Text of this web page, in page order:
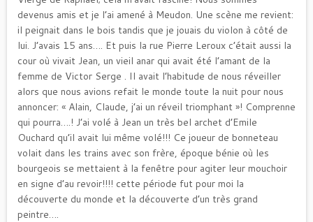
devenus amis et je l’ai amené à Meudon. Une scène me revient:
il peignait dans le bois tandis que je jouais du violon à côté de
lui. J’avais 15 ans…. Et puis la rue Pierre Leroux c’était aussi la
cour où vivait Jean, un vieil anar qui avait été l’amant de la
femme de Victor Serge . Il avait l’habitude de nous réveiller
alors que nous avions refait le monde toute la nuit pour nous
annoncer: « Alain, Claude, j’ai un réveil triomphant »! Comprenne
qui pourra….! J’ai volé à Jean un très bel archet d’Emile
Ouchard qu’il avait lui même volé!!! Ce joueur de bonneteau
volait dans les trains avec son frère, époque bénie où les
bourgeois se mettaient à la fenêtre pour agiter leur mouchoir
en signe d’au revoir!!!! cette période fut pour moi la
découverte du monde et la découverte d’un très grand
peintre….